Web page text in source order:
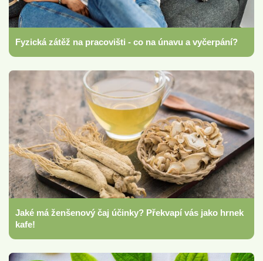
Fyzická zátěž na pracovišti - co na únavu a vyčerpání?
Jaké má ženšenový čaj účinky? Překvapí vás jako hrnek
kafe!